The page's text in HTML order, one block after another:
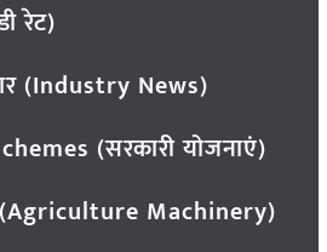
रेट)
(Industry News)
(सरकारी योजनाएं)
(Agriculture Machinery)